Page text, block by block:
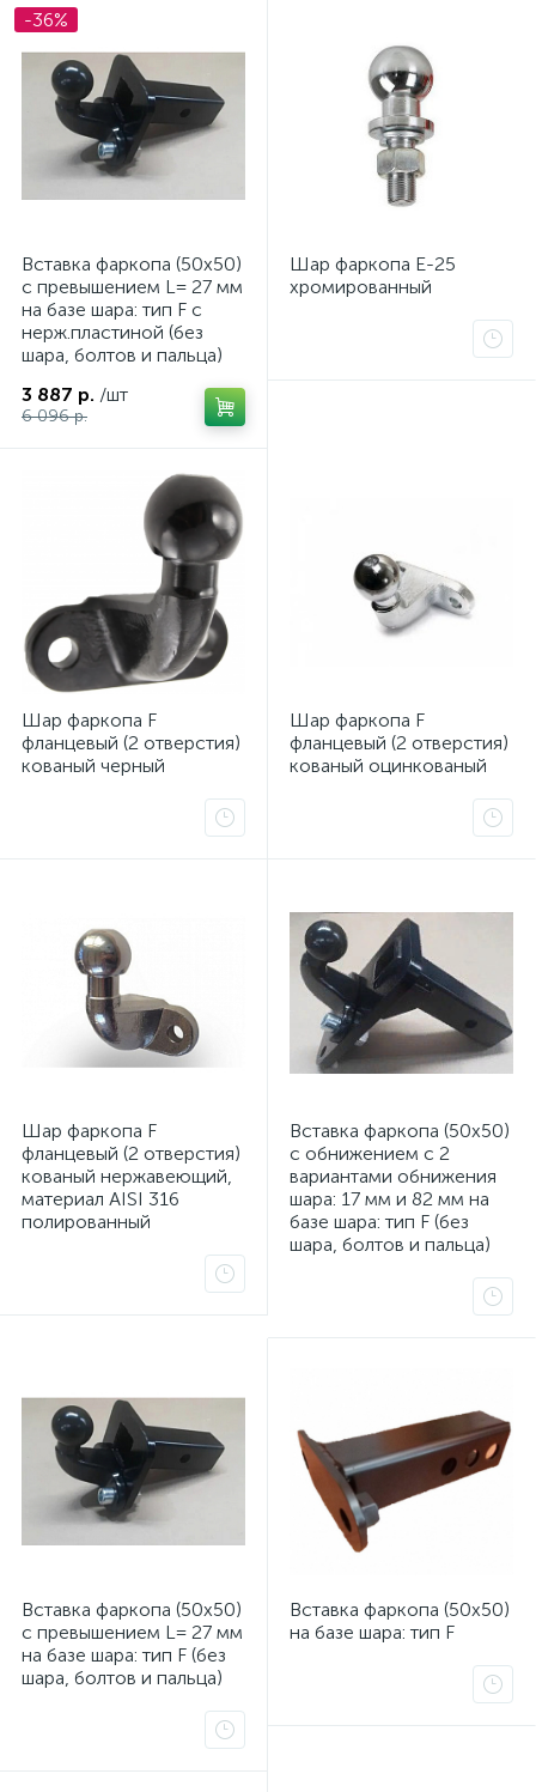
-36%
Вставка фаркопа (50х50)
с превышением L= 27 мм
на базе шара: тип F c
нерж.пластиной (без
шара, болтов и пальца)
3 887 р. /шт
6 096 р.
Шар фаркопа Е-25
хромированный
Шар фаркопа F
фланцевый (2 отверстия)
кованый черный
Шар фаркопа F
фланцевый (2 отверстия)
кованый оцинкованый
Шар фаркопа F
фланцевый (2 отверстия)
кованый нержавеющий,
материал AISI 316
полированный
Вставка фаркопа (50х50)
с обнижением с 2
вариантами обнижения
шара: 17 мм и 82 мм на
базе шара: тип F (без
шара, болтов и пальца)
Вставка фаркопа (50х50)
с превышением L= 27 мм
на базе шара: тип F (без
шара, болтов и пальца)
Вставка фаркопа (50х50)
на базе шара: тип F